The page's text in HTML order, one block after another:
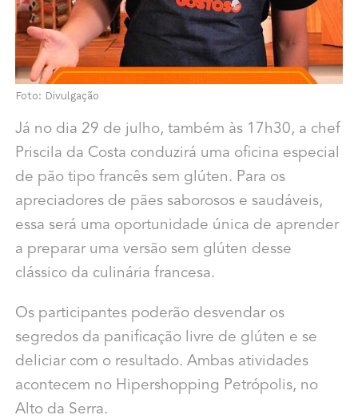
Foto: Divulgação
Já no dia 29 de julho, também às 17h30, a chef
Priscila da Costa conduzirá uma oficina especial
de pão tipo francês sem glúten. Para os
apreciadores de pães saborosos e saudáveis,
essa será uma oportunidade única de aprender
a preparar uma versão sem glúten desse
clássico da culinária francesa.
Os participantes poderão desvendar os
segredos da panificação livre de glúten e se
deliciar com o resultado. Ambas atividades
acontecem no Hipershopping Petrópolis, no
Alto da Serra.